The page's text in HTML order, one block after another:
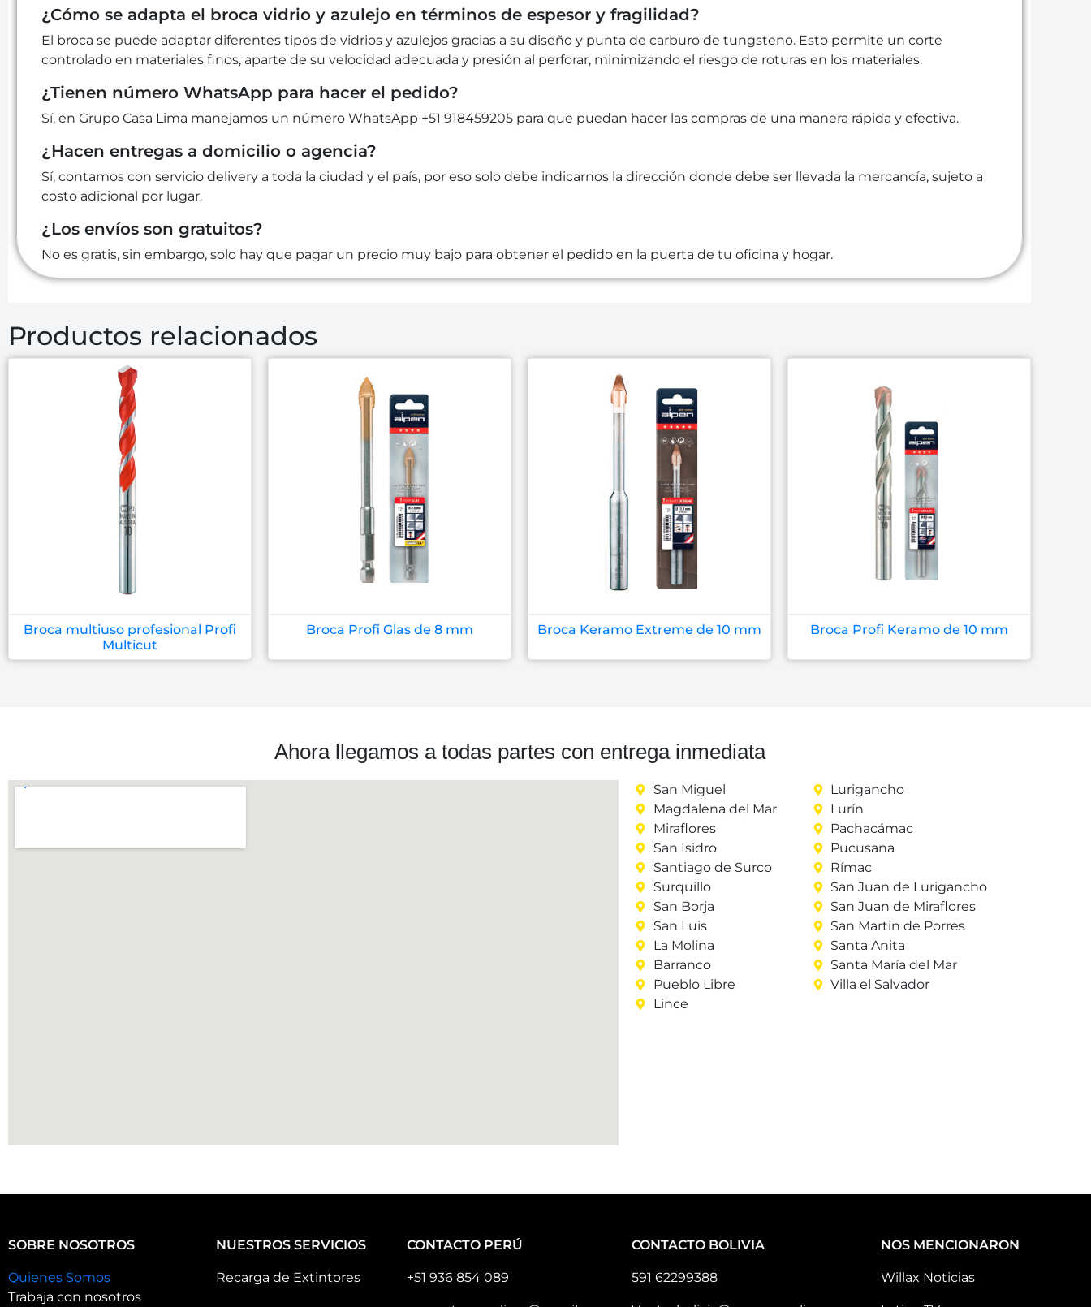
¿Cómo se adapta el broca vidrio y azulejo en términos de espesor y fragilidad?
El broca se puede adaptar diferentes tipos de vidrios y azulejos gracias a su diseño y punta de carburo de tungsteno. Esto permite un corte
controlado en materiales finos, aparte de su velocidad adecuada y presión al perforar, minimizando el riesgo de roturas en los materiales.
¿Tienen número WhatsApp para hacer el pedido?
Sí, en Grupo Casa Lima manejamos un número WhatsApp +51 918459205 para que puedan hacer las compras de una manera rápida y efectiva.
¿Hacen entregas a domicilio o agencia?
Sí, contamos con servicio delivery a toda la ciudad y el país, por eso solo debe indicarnos la dirección donde debe ser llevada la mercancía, sujeto a
costo adicional por lugar.
¿Los envíos son gratuitos?
No es gratis, sin embargo, solo hay que pagar un precio muy bajo para obtener el pedido en la puerta de tu oficina y hogar.
Productos relacionados
Broca multiuso profesional Profi
Multicut
Broca Profi Glas de 8 mm Broca Keramo Extreme de 10 mm Broca Profi Keramo de 10 mm
Ahora llegamos a todas partes con entrega inmediata
San Miguel
Magdalena del Mar
Miraflores
San Isidro
Santiago de Surco
Surquillo
San Borja
San Luis
La Molina
Barranco
Pueblo Libre
Lince
Lurigancho
Lurín
Pachacámac
Pucusana
Rímac
San Juan de Lurigancho
San Juan de Miraflores
San Martin de Porres
Santa Anita
Santa María del Mar
Villa el Salvador
SOBRE NOSOTROS
Quienes Somos
Trabaja con nosotros
NUESTROS SERVICIOS
Recarga de Extintores
CONTACTO PERÚ
+51 936 854 089
CONTACTO BOLIVIA
591 62299388
NOS MENCIONARON
Willax Noticias